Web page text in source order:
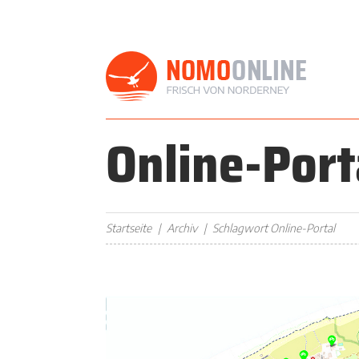
Online-
Startseite Archiv Schlagwort Online-Portal